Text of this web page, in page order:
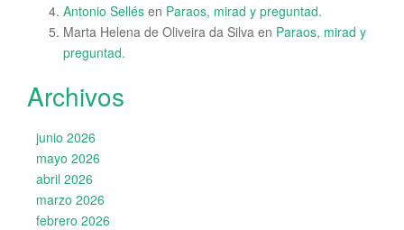
Antonio Sellés en Paraos, mirad y preguntad.
Marta Helena de Oliveira da Silva en Paraos, mirad y
preguntad.
Archivos
junio 2026
mayo 2026
abril 2026
marzo 2026
febrero 2026